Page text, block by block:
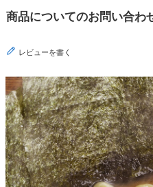
商品についてのお問い合わ
レビューを書く